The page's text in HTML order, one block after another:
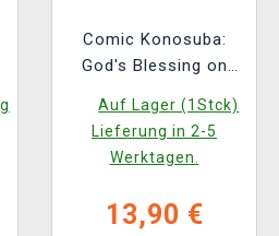
Comic Konosuba:
God's Blessing on
Vol. 8 ENG
Auf Lager (1Stck)
Lieferung in 2-5
Werktagen.
13,90 €